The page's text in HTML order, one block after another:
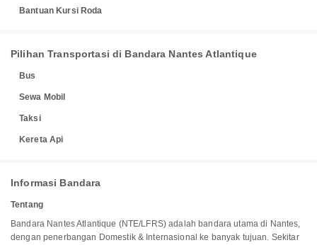
Bantuan Kursi Roda
Pilihan Transportasi di Bandara Nantes Atlantique
Bus
Sewa Mobil
Taksi
Kereta Api
Informasi Bandara
Tentang
Bandara Nantes Atlantique (NTE/LFRS) adalah bandara utama di Nantes,
dengan penerbangan Domestik & Internasional ke banyak tujuan. Sekitar